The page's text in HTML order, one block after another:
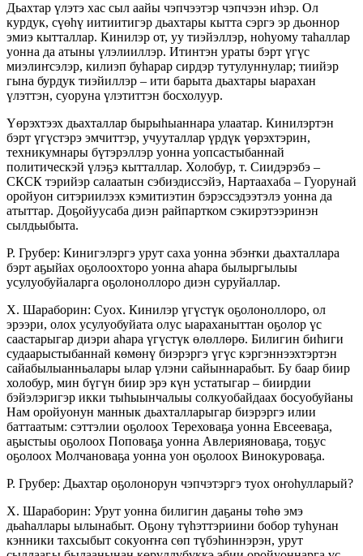
Дьахтар үлэтэ хас сыл аайы чэпчээтэр чэпчээн иһэр. Ол
курдук, сүөһү иитиитигэр дьахтары кытта сэргэ эр дьоннор
эмиэ кытталлар. Кинилэр от, уу тиэйэллэр, ноһуому таһаллар
уонна да атыны үлэлииллэр. Итинтэн ураты бэрт үгүс
миэлиҥсэлэр, килиэп буһарар сирдэр тутулуннулар; тиийэр
гына бурдук тиэйиллэр – ити барыта дьахтары ыарахан
үлэттэн, суоруна үлэтиттэн босхолуур.
Үөрэхтээх дьахталлар бырыһыаннара улаатар. Кинилэртэн
бэрт үгүстэрэ эмчиттэр, учууталлар үрдүк үөрэхтэрин,
техникумнары бүтэрэллэр уонна уопсастыбаннай
политическэй үлэҕэ кыт­таллар. Холобур, т. Сиидэрэбэ –
СКСК тэрийэр салаатын сэбиэдиссэйэ, Нартаахаба – Гуорунай
оройуон ситэриилээх кэмитиэтин бэрэссэдээтэлэ уонна да
атыттар. Доҕойуусаба диэн райпартком сэкирэтээринэн
сылдьыбыта.
Р. Грубер: Кинигэлэргэ урут саха уонна эбэҥки дьахталлара
бэрт аҕыйах оҕолоохторо уонна аһа­ра былыргылыы
усулуобуйаларга оҕолоноллоро диэн суруйаллар.
Х. Шараборин: Суох. Кинилэр үгүстүк оҕо­лоноллоро, ол
эрээри, олох усулуобуйата олус ыараханыттан оҕолор үс
саастарыгар диэри аһара үгүстүк өлөллөрө. Билигин биһиги
су­даарыстыбаннай көмөнү биэрэргэ үгүс кэргэн­нээхтэртэн
сайабылыанньалары ылар үлэни са­йыннарабыт. Бу баар биир
холобур, мин бүгүн биир эрэ күн устатыгар – биирдии
бэйэлэригэр икки тыһыынчалыы солкуобайдаах босуобуйаны
Нам оройуонун маннык дьахталларыгар биэрэр­гэ илии
баттаатым: сэттэлии оҕолоох Тереховаҕа уон­на Евсееваҕа,
аҕыстыы оҕолоох Поповаҕа уон­на Авлерияноваҕа, тоҕус
оҕолоох Молчановаҕа уо­н­на уон оҕолоох Винокуроваҕа.
Р. Грубер: Дьахтар оҕолонорун чэпчэтэргэ туох оҥоһулларый?
Х. Шараборин: Урут уонна билигин даҕаны тө­һө эмэ
дьаһаллары ылынабыт. Оҕону түһэттэрии­ни бобор туһунан
кэнники тахсыбыт сокуоҥҥа сөп түбэһиннэрэн, урут